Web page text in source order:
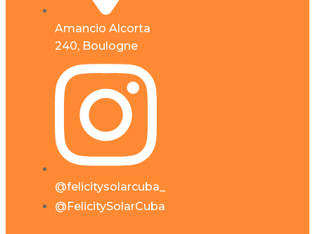
Amancio Alcorta
240, Boulogne
@felicitysolarcuba_
@FelicitySolarCuba